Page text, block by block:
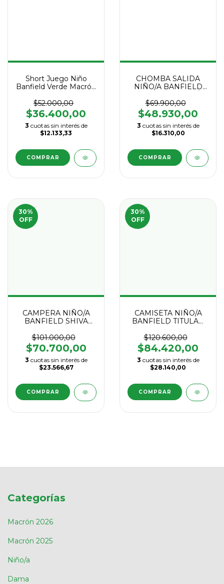
Short Juego Niño
Banfield Verde Macrón
$52.000,00
$36.400,00
3 cuotas sin interés de
$12.133,33
COMPRAR
CHOMBA SALIDA
NIÑO/A BANFIELD
2025
$69.900,00
$48.930,00
3 cuotas sin interés de
$16.310,00
COMPRAR
30%
OFF
CAMPERA NIÑO/A
BANFIELD SHIVA
$101.000,00
$70.700,00
3 cuotas sin interés de
$23.566,67
COMPRAR
30%
OFF
CAMISETA NIÑO/A
BANFIELD TITULAR
$120.600,00
$84.420,00
3 cuotas sin interés de
$28.140,00
COMPRAR
Categorías
Macrón 2026
Macrón 2025
Niño/a
Dama